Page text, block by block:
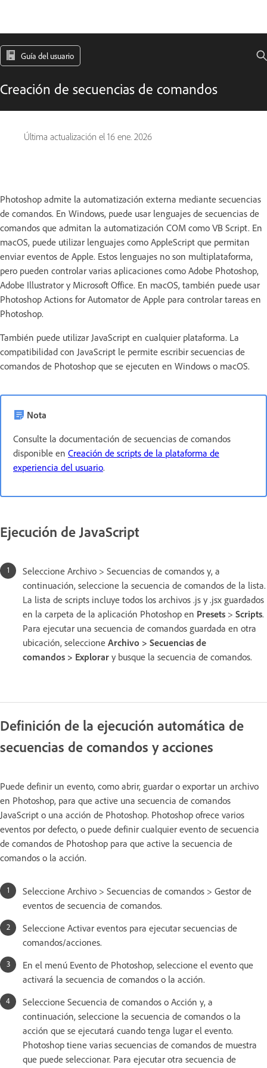
Guía del usuario
Creación de secuencias de comandos
Última actualización el 16 ene. 2026
Photoshop admite la automatización externa mediante secuencias
de comandos. En Windows, puede usar lenguajes de secuencias de
comandos que admitan la automatización COM como VB Script. En
macOS, puede utilizar lenguajes como AppleScript que permitan
enviar eventos de Apple. Estos lenguajes no son multiplataforma,
pero pueden controlar varias aplicaciones como Adobe Photoshop,
Adobe Illustrator y Microsoft Office. En macOS, también puede usar
Photoshop Actions for Automator de Apple para controlar tareas en
Photoshop.
También puede utilizar JavaScript en cualquier plataforma. La
compatibilidad con JavaScript le permite escribir secuencias de
comandos de Photoshop que se ejecuten en Windows o macOS.
Nota
Consulte la documentación de secuencias de comandos
disponible en Creación de scripts de la plataforma de
experiencia del usuario.
Ejecución de JavaScript
Seleccione Archivo > Secuencias de comandos y, a
continuación, seleccione la secuencia de comandos de la lista.
La lista de scripts incluye todos los archivos .js y .jsx guardados
en la carpeta de la aplicación Photoshop en Presets > Scripts.
Para ejecutar una secuencia de comandos guardada en otra
ubicación, seleccione Archivo > Secuencias de
comandos > Explorar y busque la secuencia de comandos.
Definición de la ejecución automática de
secuencias de comandos y acciones
Puede definir un evento, como abrir, guardar o exportar un archivo
en Photoshop, para que active una secuencia de comandos
JavaScript o una acción de Photoshop. Photoshop ofrece varios
eventos por defecto, o puede definir cualquier evento de secuencia
de comandos de Photoshop para que active la secuencia de
comandos o la acción.
Seleccione Archivo > Secuencias de comandos > Gestor de
eventos de secuencia de comandos.
Seleccione Activar eventos para ejecutar secuencias de
comandos/acciones.
En el menú Evento de Photoshop, seleccione el evento que
activará la secuencia de comandos o la acción.
Seleccione Secuencia de comandos o Acción y, a
continuación, seleccione la secuencia de comandos o la
acción que se ejecutará cuando tenga lugar el evento.
Photoshop tiene varias secuencias de comandos de muestra
que puede seleccionar. Para ejecutar otra secuencia de